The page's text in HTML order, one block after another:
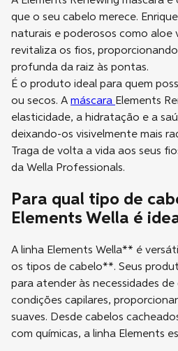
que o seu cabelo merece.
naturais e poderosos como aloe
revitaliza os fios,
profunda da raiz às pontas.
É o produto ideal para quem
ou secos. A máscara Elements
elasticidade, a hidratação e a
deixando-os visivelmente mais
Traga de volta a vida aos seus
da Wella Professionals.
Para qual tipo de
Elements Wella é
A linha Elements Wella** é
os tipos de cabelo**. Seus
para atender às necessidades
condições capilares,
suaves. Desde cabelos
com químicas, a linha Elements